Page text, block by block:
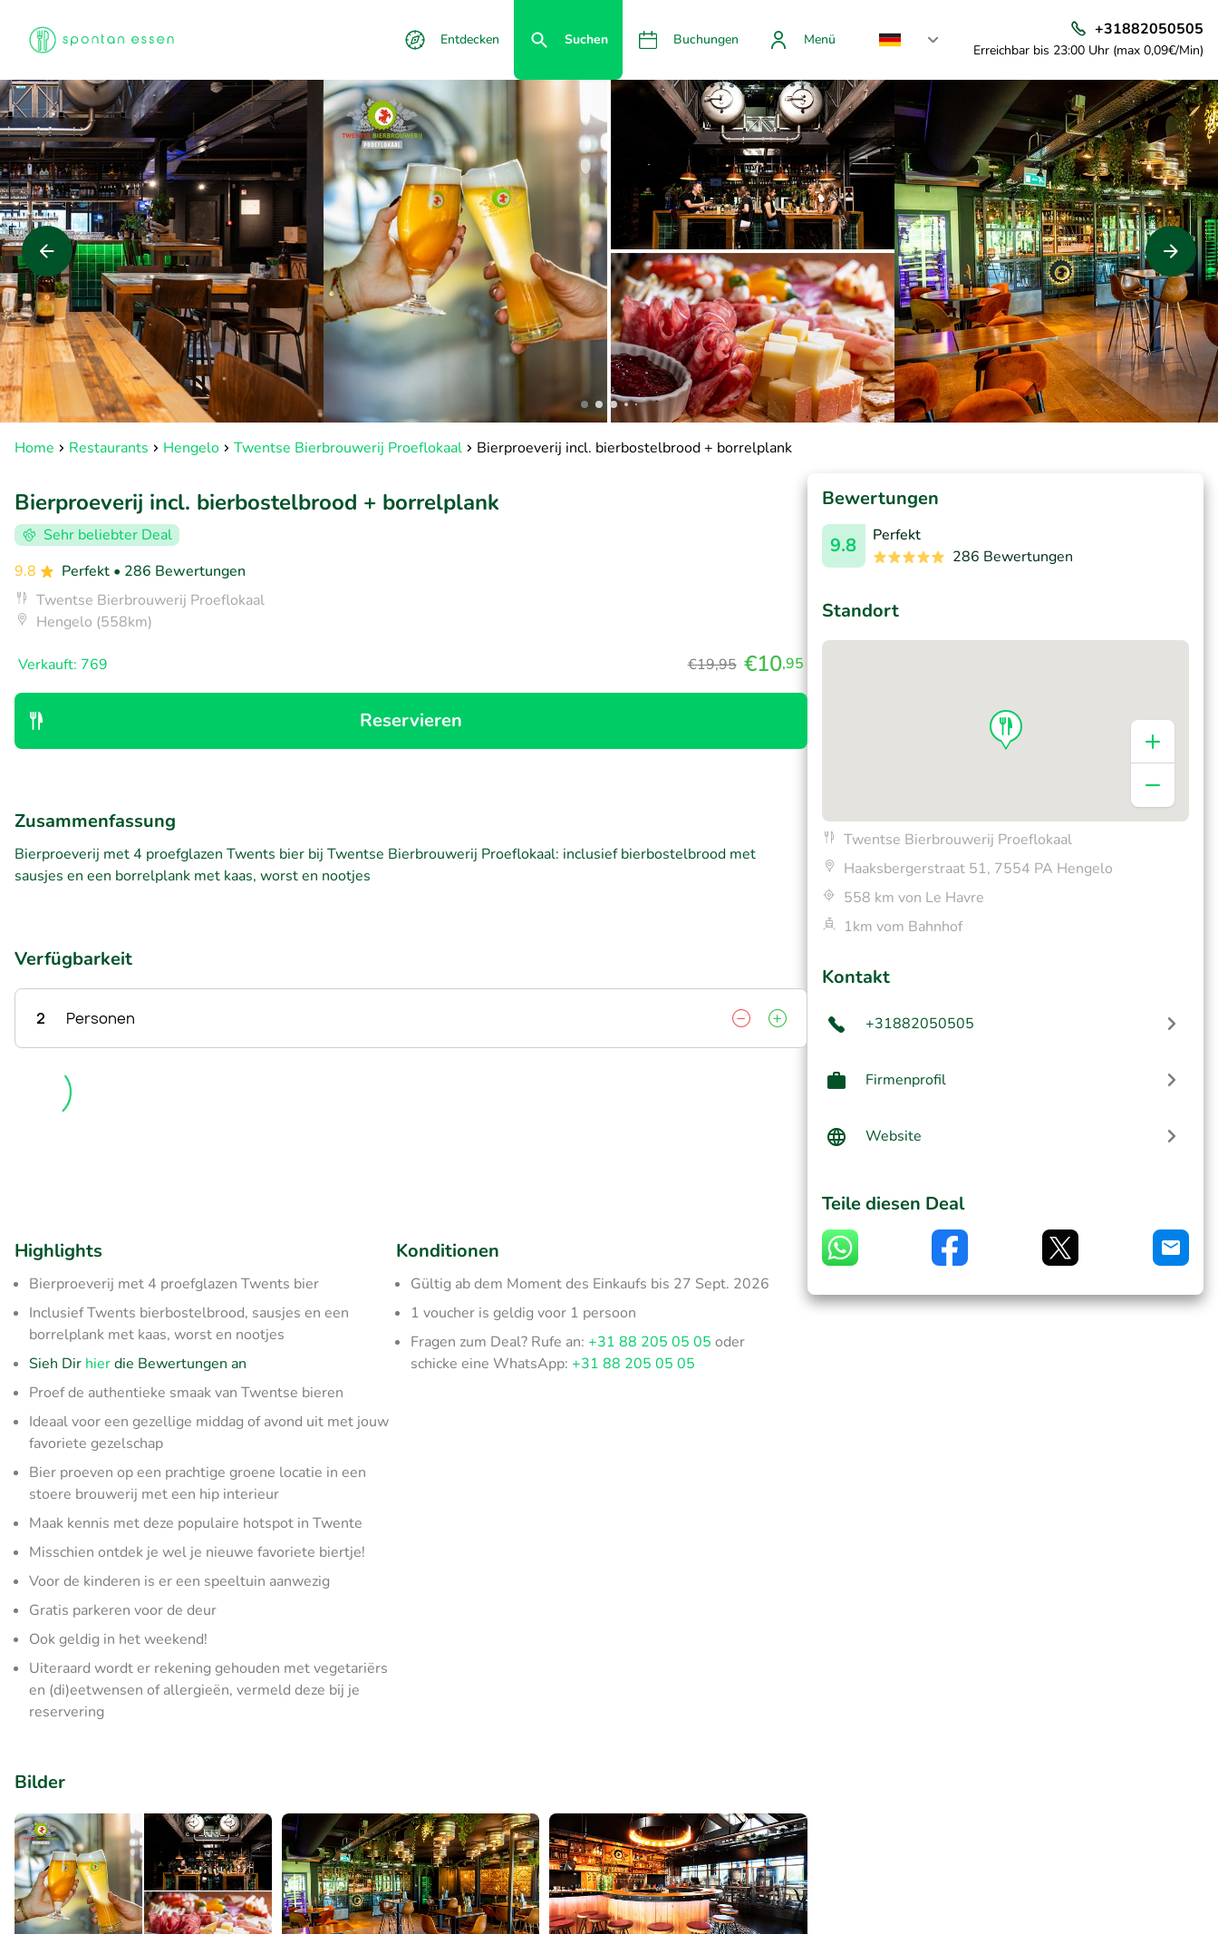
Entdecken Suchen Buchungen Menü
+31882050505
Erreichbar bis 23:00 Uhr (max 0,09€/Min)
Home Restaurants Hengelo Twentse Bierbrouwerij Proeflokaal Bierproeverij incl. bierbostelbrood + borrelplank
Bierproeverij incl. bierbostelbrood + borrelplank
Sehr beliebter Deal
9.8
Perfekt • 286 Bewertungen
Twentse Bierbrouwerij Proeflokaal
Hengelo (558km)
Verkauft: 769 €19,95 €10,95
Reservieren
Zusammenfassung
Bierproeverij met 4 proefglazen Twents bier bij Twentse Bierbrouwerij Proeflokaal: inclusief bierbostelbrood met
sausjes en een borrelplank met kaas, worst en nootjes
Verfügbarkeit
2 Personen
Highlights
Bierproeverij met 4 proefglazen Twents bier
Inclusief Twents bierbostelbrood, sausjes en een
borrelplank met kaas, worst en nootjes
Sieh Dir hierdie Bewertungen an
Proef de authentieke smaak van Twentse bieren
Ideaal voor een gezellige middag of avond uit met jouw
favoriete gezelschap
Bier proeven op een prachtige groene locatie in een
stoere brouwerij met een hip interieur
Maak kennis met deze populaire hotspot in Twente
Misschien ontdek je wel je nieuwe favoriete biertje!
Voor de kinderen is er een speeltuin aanwezig
Gratis parkeren voor de deur
Ook geldig in het weekend!
Uiteraard wordt er rekening gehouden met vegetariërs
en (di)eetwensen of allergieën, vermeld deze bij je
reservering
Konditionen
Gültig ab dem Moment des Einkaufs bis 27 Sept. 2026
1 voucher is geldig voor 1 persoon
Fragen zum Deal? Rufe an:+31 88 205 05 05 oder
schicke eine WhatsApp:+31 88 205 05 05
Bilder
Bewertungen
9.8
Perfekt
286 Bewertungen
Standort
Twentse Bierbrouwerij Proeflokaal
Haaksbergerstraat 51, 7554 PA Hengelo
558 km von Le Havre
1km vom Bahnhof
Kontakt
+31882050505
Firmenprofil
Website
Teile diesen Deal